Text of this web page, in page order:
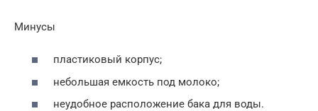
Минусы
пластиковый корпус;
небольшая емкость под молоко;
неудобное расположение бака для воды.